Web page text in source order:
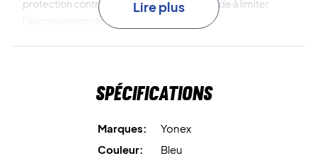
protection contre les rayons UV nocifs et aide à limiter
l’accumulation de chaleur pendant le jeu.
mouvements naturels pour un jeu de jambes plus rapide et
garantit une flexibilité totale et la
technologie à séchage rapide et évacuation de la
Lire plus
Spécifications
Marques:
Yonex
Couleur:
Bleu